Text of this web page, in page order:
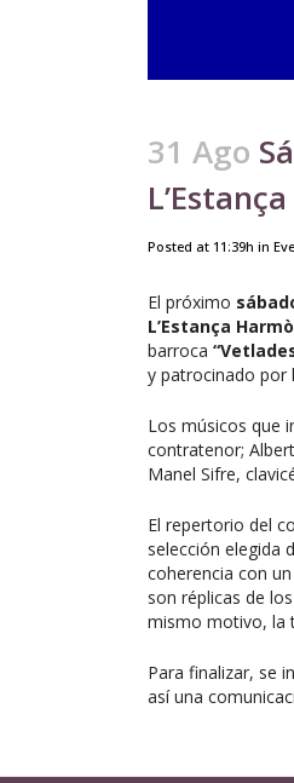
31 Ago
Posted at 11:39h in
El próximo
L’Estança
barroca
y patrocinado por
Los músicos que
contratenor;
Manel Sifre,
El repertorio del
selección elegida
coherencia con
son réplicas de
mismo motivo, la
Para finalizar, se
así una